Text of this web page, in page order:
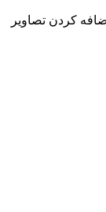
کردن تصاویر